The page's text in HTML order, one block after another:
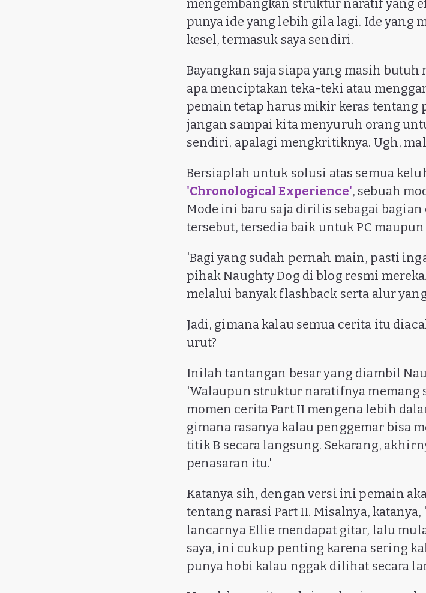
mengembangkan struktur naratif yang
punya ide yang lebih gila lagi. Ide yang
kesel, termasuk saya sendiri.
Bayangkan saja siapa yang masih
apa menciptakan teka-teki atau
pemain tetap harus mikir keras tentang
jangan sampai kita menyuruh orang
sendiri, apalagi mengkritiknya. Ugh,
Bersiaplah untuk solusi atas semua
'Chronological Experience', sebuah
Mode ini baru saja dirilis sebagai
tersebut, tersedia baik untuk PC maupun
'Bagi yang sudah pernah main, pasti
pihak Naughty Dog di blog resmi
melalui banyak flashback serta alur
Jadi, gimana kalau semua cerita itu
urut?
Inilah tantangan besar yang diambil
'Walaupun struktur naratifnya memang
momen cerita Part II mengena lebih
gimana rasanya kalau penggemar bisa
titik B secara langsung. Sekarang,
penasaran itu.'
Katanya sih, dengan versi ini pemain
tentang narasi Part II. Misalnya,
lancarnya Ellie mendapat gitar, lalu
saya, ini cukup penting karena sering
punya hobi kalau nggak dilihat secara